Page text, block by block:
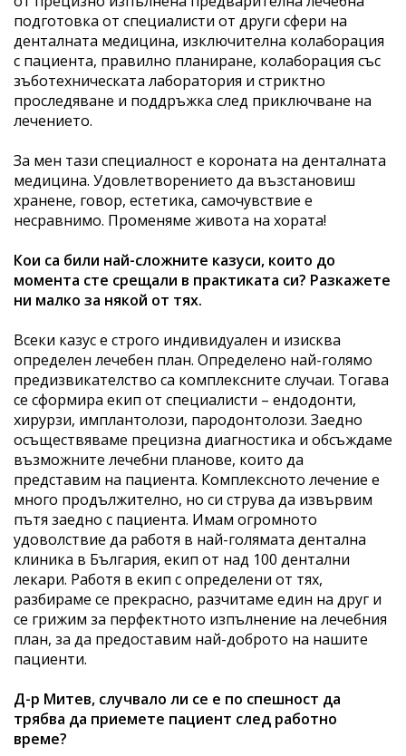
подготовка от специалисти от други сфери на
денталната медицина, изключителна колаборация
с пациента, правилно планиране, колаборация със
зъботехническата лаборатория и стриктно
проследяване и поддръжка след приключване на
лечението.
За мен тази специалност е короната на денталната
медицина. Удовлетворението да възстановиш
хранене, говор, естетика, самочувствие е
несравнимо. Променяме живота на хората!
Кои са били най-сложните казуси, които до
момента сте срещали в практиката си? Разкажете
ни малко за някой от тях.
Всеки казус е строго индивидуален и изисква
определен лечебен план. Определено най-голямо
предизвикателство са комплексните случаи. Тогава
се сформира екип от специалисти – ендодонти,
хирурзи, имплантолози, пародонтолози. Заедно
осъществяваме прецизна диагностика и обсъждаме
възможните лечебни планове, които да
представим на пациента. Комплексното лечение е
много продължително, но си струва да извървим
пътя заедно с пациента. Имам огромното
удоволствие да работя в най-голямата дентална
клиника в България, екип от над 100 дентални
лекари. Работя в екип с определени от тях,
разбираме се прекрасно, разчитаме един на друг и
се грижим за перфектното изпълнение на лечебния
план, за да предоставим най-доброто на нашите
пациенти.
Д-р Митев, случвало ли се е по спешност да
трябва да приемете пациент след работно
време?